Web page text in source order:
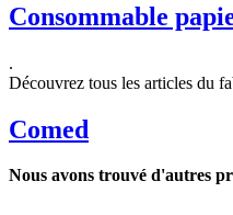
Consommable
.
Découvrez tous les articles du
Comed
Nous avons trouvé d'autres